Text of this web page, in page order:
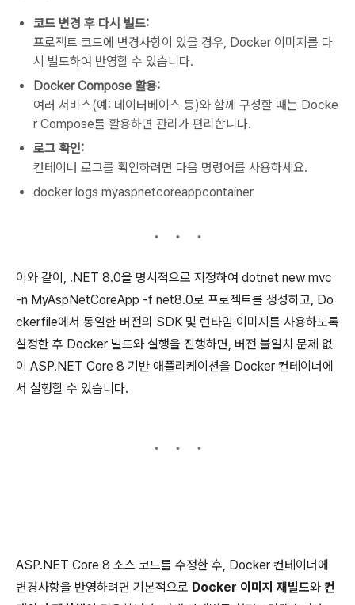
코드 변경 후 다시 빌드:
프로젝트 코드에 변경사항이 있을 경우, Docker 이미지를 다
시 빌드하여 반영할 수 있습니다.
Docker Compose 활용:
여러 서비스(예: 데이터베이스 등)와 함께 구성할 때는 Docke
r Compose를 활용하면 관리가 편리합니다.
로그 확인:
컨테이너 로그를 확인하려면 다음 명령어를 사용하세요.
docker logs myaspnetcoreappcontainer
이와 같이, .NET 8.0을 명시적으로 지정하여 dotnet new mvc
-n MyAspNetCoreApp -f net8.0로 프로젝트를 생성하고, Do
ckerfile에서 동일한 버전의 SDK 및 런타임 이미지를 사용하도록
설정한 후 Docker 빌드와 실행을 진행하면, 버전 불일치 문제 없
이 ASP.NET Core 8 기반 애플리케이션을 Docker 컨테이너에
서 실행할 수 있습니다.
ASP.NET Core 8 소스 코드를 수정한 후, Docker 컨테이너에
변경사항을 반영하려면 기본적으로 Docker 이미지 재빌드와 컨